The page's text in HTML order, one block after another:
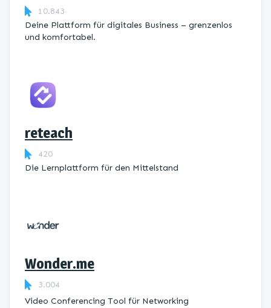
10.843
Deine Plattform für digitales Business – grenzenlos
und komfortabel.
reteach
420
Die Lernplattform ​für den Mittelstand
Wonder.me
3.004
Video Conferencing Tool für Networking